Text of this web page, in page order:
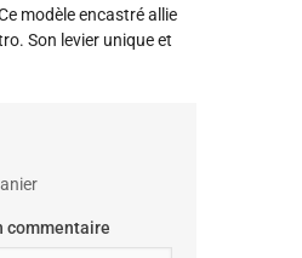
modèle encastré allie
Son levier unique et
commentaire